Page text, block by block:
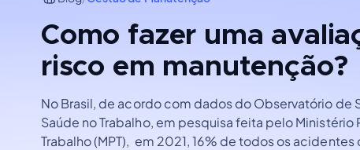
Infraspeak Blog
O melhor conteúdo sobre facilities
Como fazer uma
risco em manutenção?
No Brasil, de acordo com dados do Observatório de
Saúde no Trabalho, em pesquisa feita pelo Ministério
Trabalho (MPT), em 2021, 16% de todos os